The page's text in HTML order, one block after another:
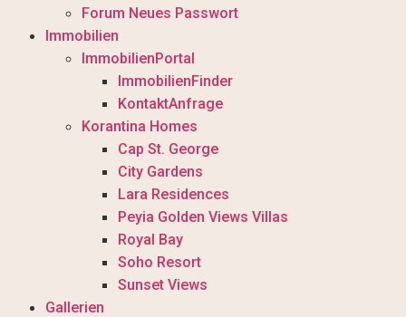
Forum Neues Passwort
Immobilien
ImmobilienPortal
ImmobilienFinder
KontaktAnfrage
Korantina Homes
Cap St. George
City Gardens
Lara Residences
Peyia Golden Views Villas
Royal Bay
Soho Resort
Sunset Views
Gallerien